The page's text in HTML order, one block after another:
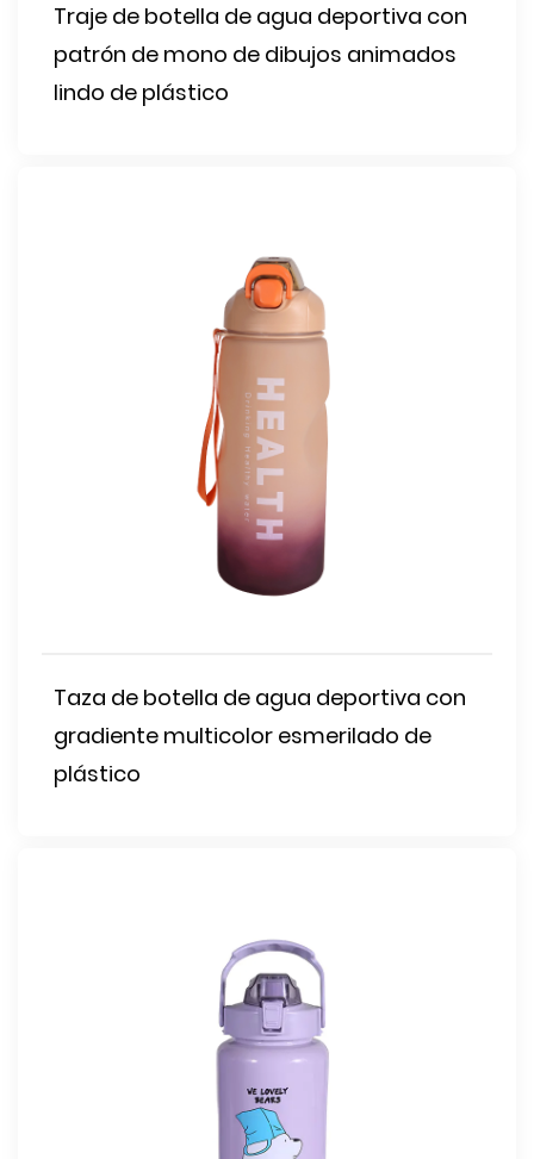
Traje de botella de agua deportiva con
patrón de mono de dibujos animados
lindo de plástico
Taza de botella de agua deportiva con
gradiente multicolor esmerilado de
plástico